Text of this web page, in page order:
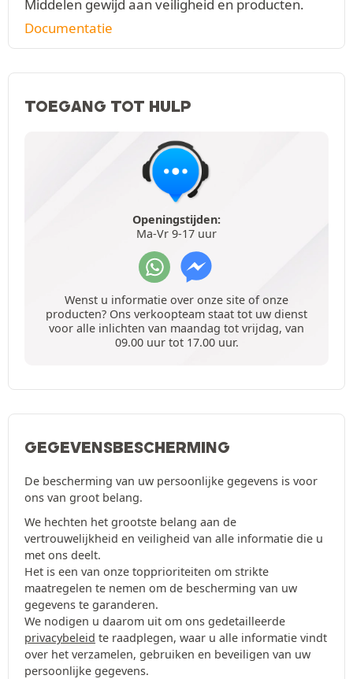
Middelen gewijd aan veiligheid en producten.
Documentatie
TOEGANG TOT HULP
Openingstijden:
Ma-Vr 9-17 uur
Wenst u informatie over onze site of onze
producten? Ons verkoopteam staat tot uw dienst
voor alle inlichten van maandag tot vrijdag, van
09.00 uur tot 17.00 uur.
GEGEVENSBESCHERMING
De bescherming van uw persoonlijke gegevens is voor
ons van groot belang.
We hechten het grootste belang aan de
vertrouwelijkheid en veiligheid van alle informatie die u
met ons deelt.
Het is een van onze topprioriteiten om strikte
maatregelen te nemen om de bescherming van uw
gegevens te garanderen.
We nodigen u daarom uit om ons gedetailleerde
privacybeleid te raadplegen, waar u alle informatie vindt
over het verzamelen, gebruiken en beveiligen van uw
persoonlijke gegevens.